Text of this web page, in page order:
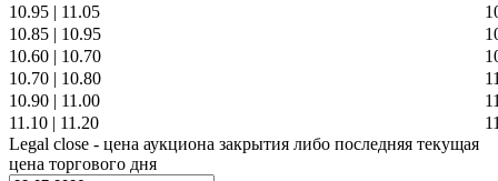
10.95 | 11.05
10.85 | 10.95
10.60 | 10.70
10.70 | 10.80
10.90 | 11.00
11.10 | 11.20
Legal close - цена аукциона закрытия либо последняя текущая
цена торгового дня